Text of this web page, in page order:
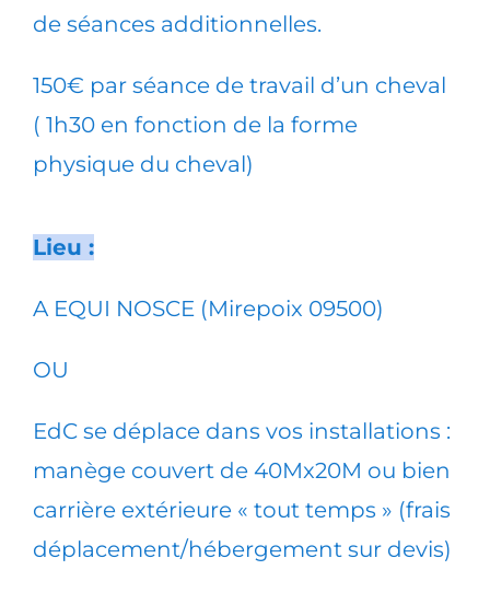
de séances additionnelles.
150€ par séance de travail d’un cheval
( 1h30 en fonction de la forme
physique du cheval)
Lieu :
A EQUI NOSCE (Mirepoix 09500)
OU
EdC se déplace dans vos installations :
manège couvert de 40Mx20M ou bien
carrière extérieure « tout temps » (frais
déplacement/hébergement sur devis)